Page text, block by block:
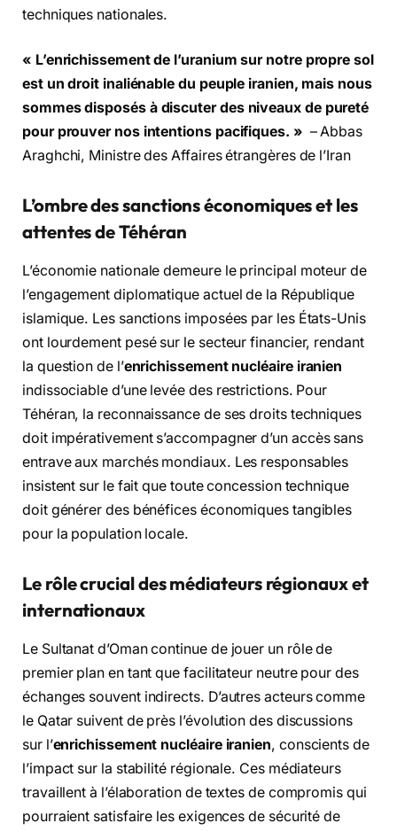
techniques nationales.
« L’enrichissement de l’uranium sur notre propre sol
est un droit inaliénable du peuple iranien, mais nous
sommes disposés à discuter des niveaux de pureté
pour prouver nos intentions pacifiques. » – Abbas
Araghchi, Ministre des Affaires étrangères de l’Iran
L’ombre des sanctions économiques et les
attentes de Téhéran
L’économie nationale demeure le principal moteur de
l’engagement diplomatique actuel de la République
islamique. Les sanctions imposées par les États-Unis
ont lourdement pesé sur le secteur financier, rendant
la question de l’enrichissement nucléaire iranien
indissociable d’une levée des restrictions. Pour
Téhéran, la reconnaissance de ses droits techniques
doit impérativement s’accompagner d’un accès sans
entrave aux marchés mondiaux. Les responsables
insistent sur le fait que toute concession technique
doit générer des bénéfices économiques tangibles
pour la population locale.
Le rôle crucial des médiateurs régionaux et
internationaux
Le Sultanat d’Oman continue de jouer un rôle de
premier plan en tant que facilitateur neutre pour des
échanges souvent indirects. D’autres acteurs comme
le Qatar suivent de près l’évolution des discussions
sur l’enrichissement nucléaire iranien, conscients de
l’impact sur la stabilité régionale. Ces médiateurs
travaillent à l’élaboration de textes de compromis qui
pourraient satisfaire les exigences de sécurité de